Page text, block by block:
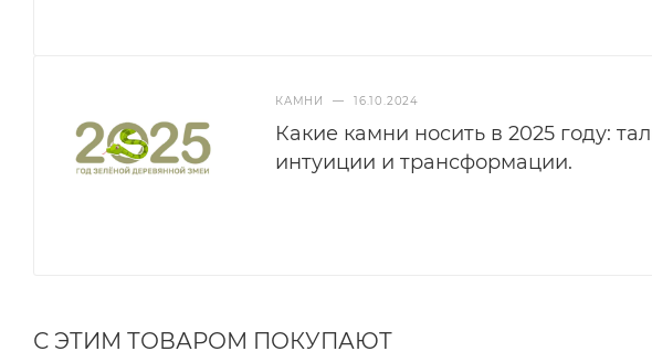
КАМНИ — 16.10.2024
Какие камни носить в 2025 году:
интуиции и трансформации.
С ЭТИМ ТОВАРОМ ПОКУПАЮТ